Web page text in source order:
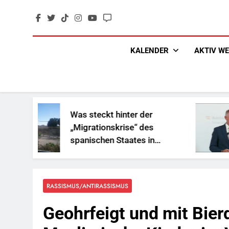
KALENDER AKTIV
Was steckt hinter der
„Migrationskrise“ des
spanischen Staates in
Nordafrika?
und
RASSISMUS/ANTIRASSISMUS
Geohrfeigt und mit